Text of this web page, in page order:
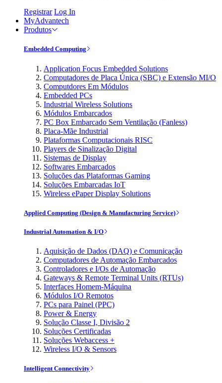
Registrar Log In
MyAdvantech
Produtos
Embedded Computing
Application Focus Embedded Solutions
Computadores de Placa Única (SBC) e Extensão MI/O
Computdores Em Módulos
Embedded PCs
Industrial Wireless Solutions
Módulos Embarcados
PC Box Embarcado Sem Ventilação (Fanless)
Placa-Mãe Industrial
Plataformas Computacionais RISC
Players de Sinalização Digital
Sistemas de Display
Softwares Embarcados
Soluções das Plataformas Gaming
Soluções Embarcadas IoT
Wireless ePaper Display Solutions
Applied Computing (Design & Manufacturing Service)
Industrial Automation & I/O
Aquisição de Dados (DAQ) e Comunicação
Computadores de Automação Embarcados
Controladores e I/Os de Automação
Gateways & Remote Terminal Units (RTUs)
Interfaces Homem-Máquina
Módulos I/O Remotos
PCs para Painel (PPC)
Power & Energy
Solução Classe I, Divisão 2
Soluções Certificadas
Soluções Webaccess +
Wireless I/O & Sensors
Intelligent Connectivity